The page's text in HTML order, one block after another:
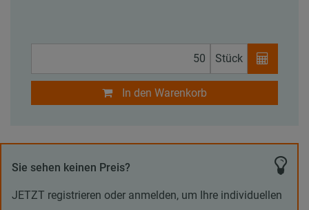
Stück
In den Warenkorb
Sie sehen keinen Preis?
JETZT registrieren oder anmelden, um Ihre individuellen